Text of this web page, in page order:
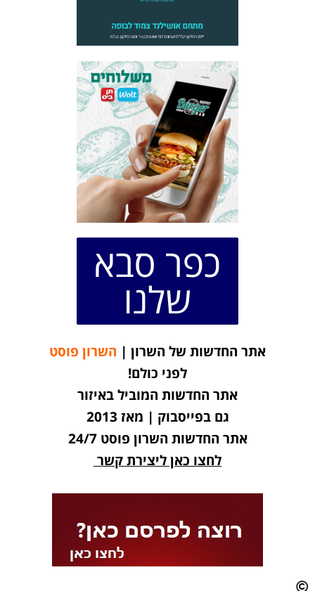
כפר סבא
שלנו
אתר החדשות של השרון | השרון פוסט
לפני כולם!
אתר החדשות המוביל באיזור
גם בפייסבוק | מאז 2013
אתר החדשות השרון פוסט 24/7
לחצו כאן ליצירת קשר